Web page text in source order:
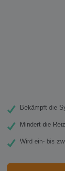
Bekämpft die
Mindert die
Wird ein- bis